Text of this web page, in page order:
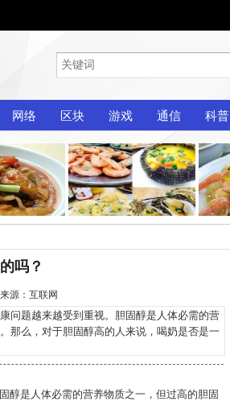
网络 区块 游戏 通信 科普
吗？
源：互联网
题越来越受到重视。胆固醇是人体必需的营
那么，对于胆固醇高的人来说，喝奶是否是一
醇是人体必需的营养物质之一，但过高的胆固